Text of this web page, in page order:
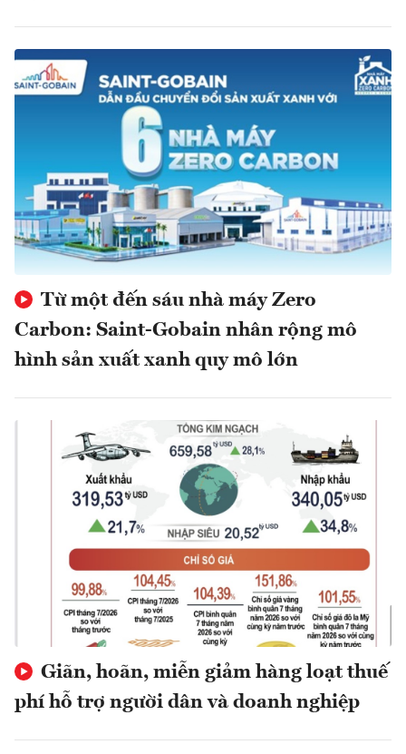
Từ một đến sáu nhà máy Zero
Carbon: Saint-Gobain nhân rộng mô
hình sản xuất xanh quy mô lớn
Giãn, hoãn, miễn giảm hàng loạt thuế
phí hỗ trợ người dân và doanh nghiệp